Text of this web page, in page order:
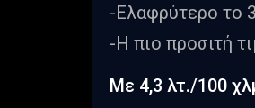
-Ελαφρύτερο το
-Η πιο προσιτή
Με 4,3 λτ./100